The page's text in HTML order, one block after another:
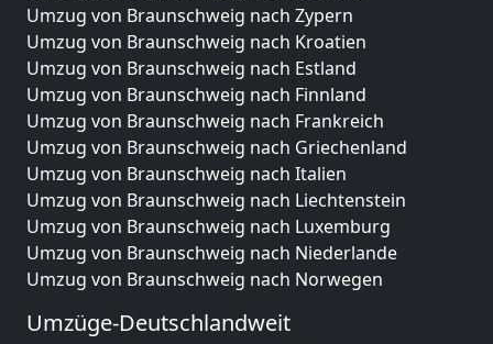
Umzug von Braunschweig nach Zypern
Umzug von Braunschweig nach Kroatien
Umzug von Braunschweig nach Estland
Umzug von Braunschweig nach Finnland
Umzug von Braunschweig nach Frankreich
Umzug von Braunschweig nach Griechenland
Umzug von Braunschweig nach Italien
Umzug von Braunschweig nach Liechtenstein
Umzug von Braunschweig nach Luxemburg
Umzug von Braunschweig nach Niederlande
Umzug von Braunschweig nach Norwegen
Umzüge-Deutschlandweit